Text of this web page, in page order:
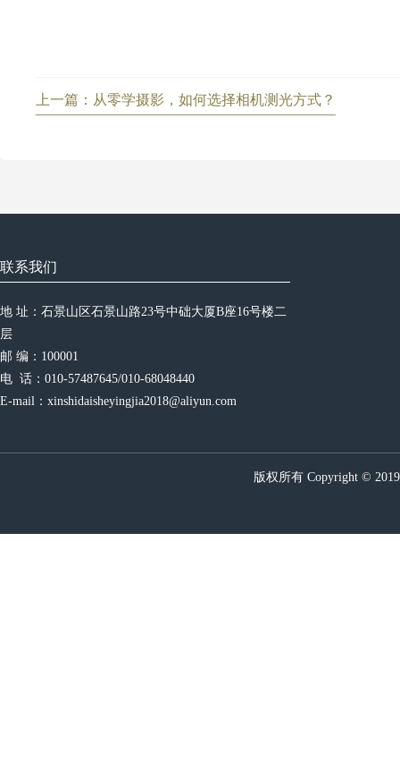
上一篇：从零学摄影，如何选择相机测光方式？
联系我们
地 址：石景山区石景山路23号中础大厦B座16号楼二
层
邮 编：100001
电  话：010-57487645/010-68048440
E-mail：xinshidaisheyingjia2018@aliyun.com
版权所有 Copyright ©